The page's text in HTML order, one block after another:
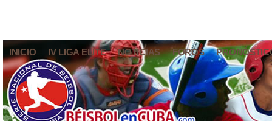
INICIO IV LIGA ELITE NOTICIAS FOROS